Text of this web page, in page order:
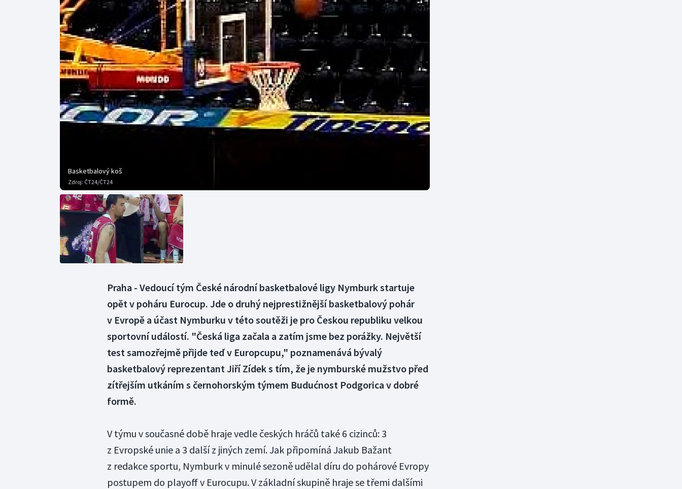
Curling
Dostihy
Florbal
Futsal
Golf
Gymnastika
Moderní pětiboj
Motorsport
Olympijské hry
Parasport
Plavání
Plážový volejbal
Triatlon
Veslování
Vodní slalom
Volejbal
Ostatní
Basketbalový koš
Zdroj: ČT24/ČT24
Praha - Vedoucí tým České národní basketbalové ligy Nymburk startuje
opět v poháru Eurocup. Jde o druhý nejprestižnější basketbalový pohár
v Evropě a účast Nymburku v této soutěži je pro Českou republiku velkou
sportovní událostí. "Česká liga začala a zatím jsme bez porážky. Největší
test samozřejmě přijde teď v Europcupu," poznamenává bývalý
basketbalový reprezentant Jiří Zídek s tím, že je nymburské mužstvo před
zítřejším utkáním s černohorským týmem Budućnost Podgorica v dobré
formě.
V týmu v současné době hraje vedle českých hráčů také 6 cizinců: 3
z Evropské unie a 3 další z jiných zemí. Jak připomíná Jakub Bažant
z redakce sportu, Nymburk v minulé sezoně udělal díru do pohárové Evropy
postupem do playoff v Eurocupu. V základní skupině hraje se třemi dalšími